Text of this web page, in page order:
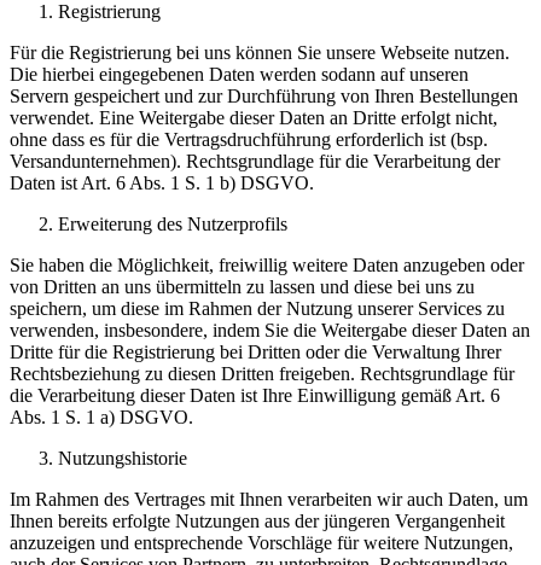
Registrierung
Für die Registrierung bei uns können Sie unsere Webseite nutzen.
Die hierbei eingegebenen Daten werden sodann auf unseren
Servern gespeichert und zur Durchführung von Ihren Bestellungen
verwendet. Eine Weitergabe dieser Daten an Dritte erfolgt nicht,
ohne dass es für die Vertragsdruchführung erforderlich ist (bsp.
Versandunternehmen). Rechtsgrundlage für die Verarbeitung der
Daten ist Art. 6 Abs. 1 S. 1 b) DSGVO.
Erweiterung des Nutzerprofils
Sie haben die Möglichkeit, freiwillig weitere Daten anzugeben oder
von Dritten an uns übermitteln zu lassen und diese bei uns zu
speichern, um diese im Rahmen der Nutzung unserer Services zu
verwenden, insbesondere, indem Sie die Weitergabe dieser Daten an
Dritte für die Registrierung bei Dritten oder die Verwaltung Ihrer
Rechtsbeziehung zu diesen Dritten freigeben. Rechtsgrundlage für
die Verarbeitung dieser Daten ist Ihre Einwilligung gemäß Art. 6
Abs. 1 S. 1 a) DSGVO.
Nutzungshistorie
Im Rahmen des Vertrages mit Ihnen verarbeiten wir auch Daten, um
Ihnen bereits erfolgte Nutzungen aus der jüngeren Vergangenheit
anzuzeigen und entsprechende Vorschläge für weitere Nutzungen,